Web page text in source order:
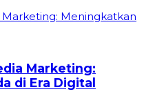
Marketing:
di Era Digital